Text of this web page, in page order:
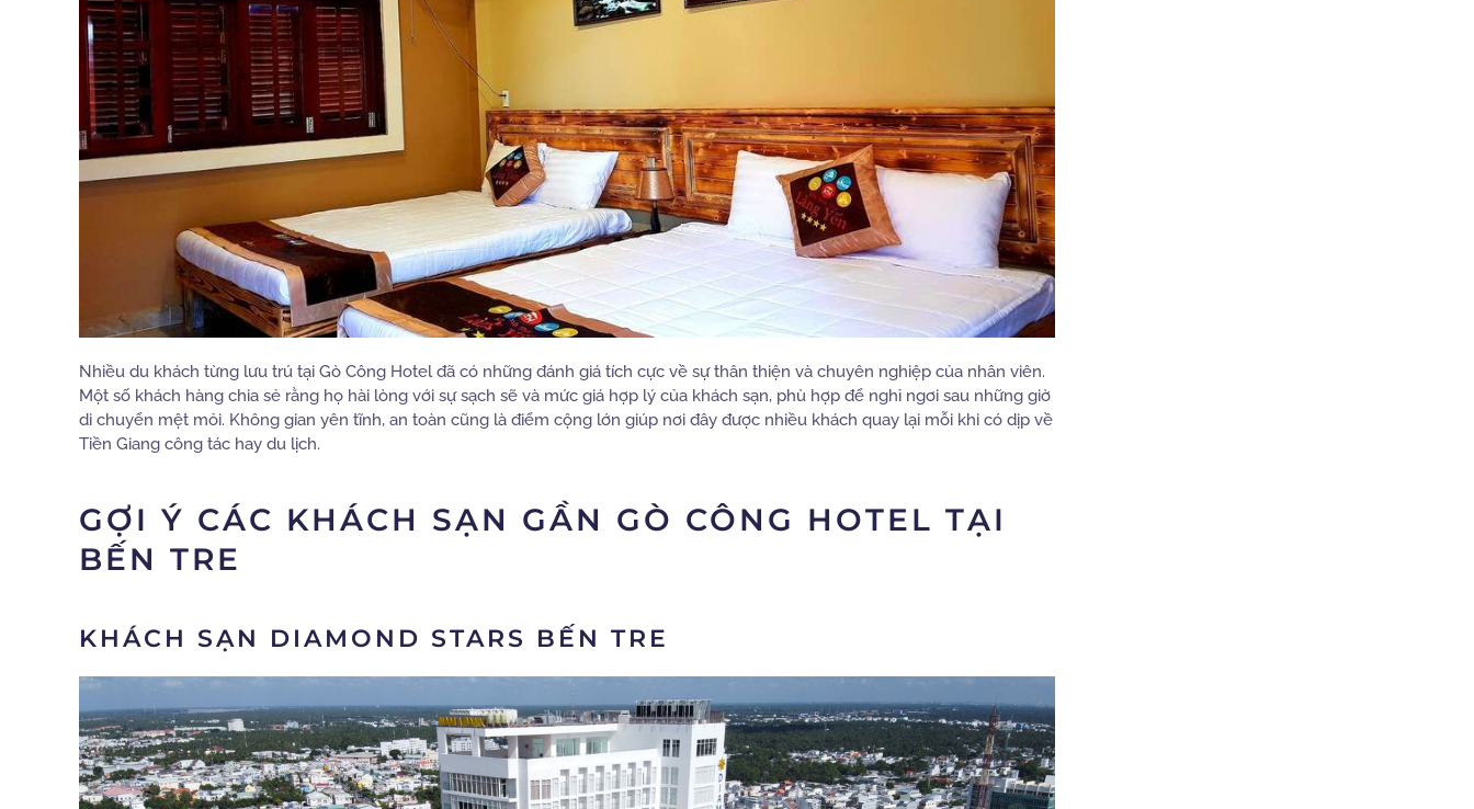
Nhiều du khách từng lưu trú tại Gò Công Hotel đã có những đánh giá tích cực về sự thân thiện và chuyên nghiệp của nhân viên.
Một số khách hàng chia sẻ rằng họ hài lòng với sự sạch sẽ và mức giá hợp lý của khách sạn, phù hợp để nghỉ ngơi sau những giờ
di chuyển mệt mỏi. Không gian yên tĩnh, an toàn cũng là điểm cộng lớn giúp nơi đây được nhiều khách quay lại mỗi khi có dịp về
Tiền Giang công tác hay du lịch.
GỢI Ý CÁC KHÁCH SẠN GẦN GÒ CÔNG HOTEL TẠI
BẾN TRE
KHÁCH SẠN DIAMOND STARS BẾN TRE